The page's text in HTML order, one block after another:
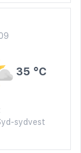
35 °C
sydvest